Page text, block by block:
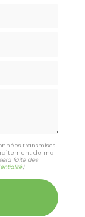
transmises
de ma
faite des
)